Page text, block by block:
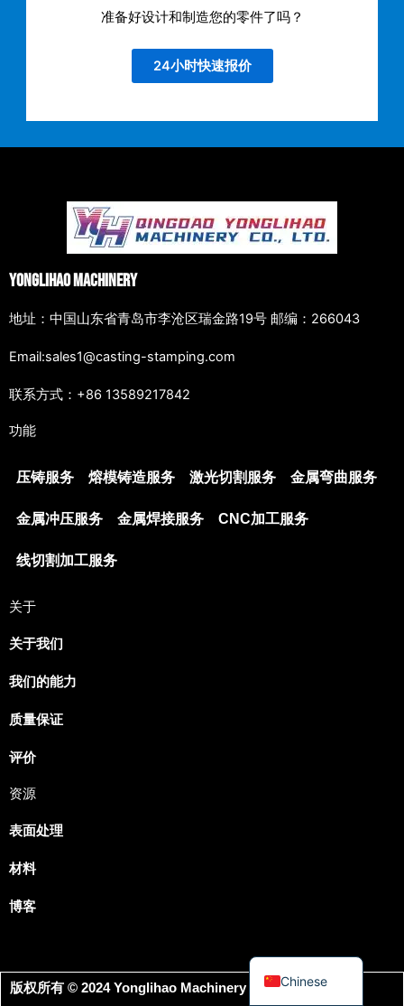
准备好设计和制造您的零件了吗？
24小时快速报价
Yonglihao Machinery
地址：中国山东省青岛市李沧区瑞金路19号 邮编：266043
Email:sales1@casting-stamping.com
联系方式：+86 13589217842
功能
压铸服务 熔模铸造服务 激光切割服务 金属弯曲服务
金属冲压服务 金属焊接服务 CNC加工服务
线切割加工服务
关于
关于我们
我们的能力
质量保证
评价
资源
表面处理
材料
博客
版权所有 © 2024 Yonglihao Machinery 保留所有权利。
Chinese